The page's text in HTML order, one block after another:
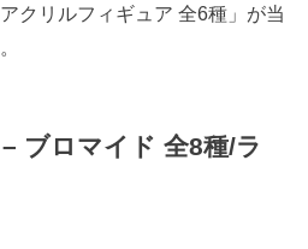
クリルフィギュア 全6種」が当
ブロマイド 全8種/ラ